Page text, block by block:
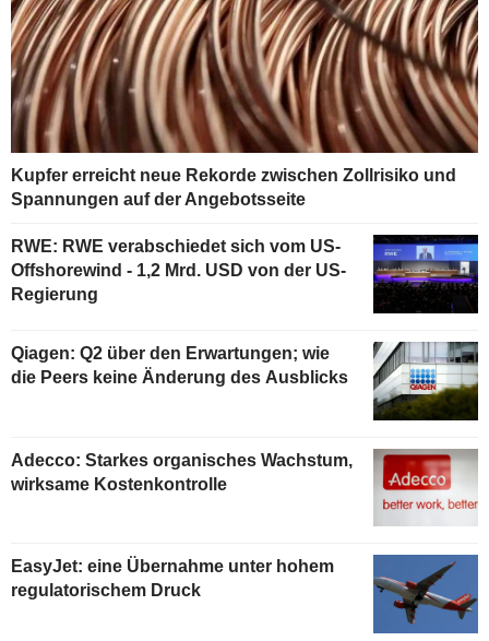
Kupfer erreicht neue Rekorde zwischen Zollrisiko und
Spannungen auf der Angebotsseite
RWE: RWE verabschiedet sich vom US-
Offshorewind - 1,2 Mrd. USD von der US-
Regierung
Qiagen: Q2 über den Erwartungen; wie
die Peers keine Änderung des Ausblicks
Adecco: Starkes organisches Wachstum,
wirksame Kostenkontrolle
EasyJet: eine Übernahme unter hohem
regulatorischem Druck